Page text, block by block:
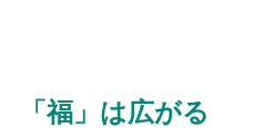
「福」は広がる